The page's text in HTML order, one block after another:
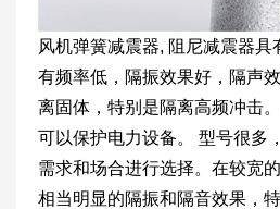
风机弹簧减震器, 阻尼减震器具
有频率低，隔振效果好，隔声
离固体，特别是隔离高频冲击
可以保护电力设备。 型号很多
需求和场合进行选择。在较宽
相当明显的隔振和隔音效果，